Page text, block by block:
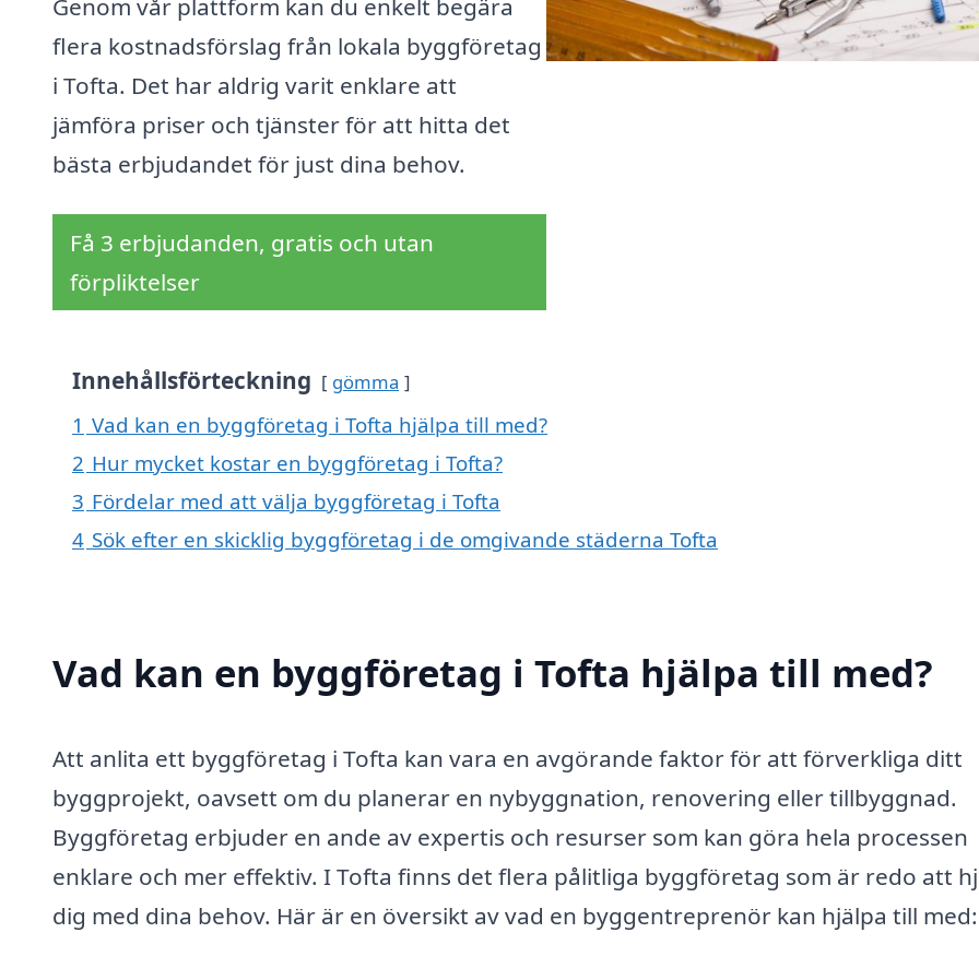
Genom vår plattform kan du enkelt begära
flera kostnadsförslag från lokala byggföretag
i Tofta. Det har aldrig varit enklare att
jämföra priser och tjänster för att hitta det
bästa erbjudandet för just dina behov.
Få 3 erbjudanden, gratis och utan
förpliktelser
Innehållsförteckning gömma
1 Vad kan en byggföretag i Tofta hjälpa till med?
2 Hur mycket kostar en byggföretag i Tofta?
3 Fördelar med att välja byggföretag i Tofta
4 Sök efter en skicklig byggföretag i de omgivande städerna Tofta
Vad kan en byggföretag i Tofta hjälpa till med?
Att anlita ett byggföretag i Tofta kan vara en avgörande faktor för att förverkliga ditt
byggprojekt, oavsett om du planerar en nybyggnation, renovering eller tillbyggnad.
Byggföretag erbjuder en ande av expertis och resurser som kan göra hela processen
enklare och mer effektiv. I Tofta finns det flera pålitliga byggföretag som är redo att
dig med dina behov. Här är en översikt av vad en byggentreprenör kan hjälpa till med: